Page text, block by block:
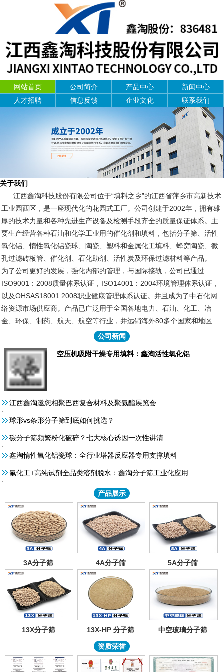
网站首页 公司简介 产品中心
新闻中心
人才招聘
信息反馈 企业文化 联系我们
关于我们
江西鑫淘科技股份有限公司位于“填料之乡”的江西省萍乡市高新技术
工业园西区，是一座现代化的花园式工厂。公司创建于2002年，拥有雄
厚的技术力量和各种先进生产设备及检测手段齐全的质量保证体系。主
要生产经营各种石油和化学工业用的催化剂和填料，包括分子筛、活性
氧化铝、惰性氧化铝瓷球、陶瓷、塑料和金属化工填料、蜂窝陶瓷、微
孔过滤砖板管、催化剂、石化助剂、活性炭及环保过滤材料等产品。
为了公司更好的发展，强化内部的管理，与国际接轨，公司已通过
ISO9001：2008质量体系认证，ISO14001：2004环境管理体系认证，
以及OHSAS18001:2008职业健康管理体系认证。并且成为了中石化网
络资源市场供应商。产品已广泛用于全国各地电力、石油、化工、冶
金、环保、制药、航天、航空等行业，并远销海外80多个国家和地区...
公司新闻
空压机吸附干燥专用填料：鑫淘活性氧化铝
江西鑫淘邀您相聚巴西复合材料及聚氨酯展览会
球形vs条形分子筛到底如何挑选？
碳分子筛频繁粉化破碎？七大核心诱因一次性讲清
鑫淘惰性氧化铝瓷球：全行业塔器反应器专用支撑填料
氟化工+高纯试剂全品类溶剂脱水：鑫淘分子筛工业化应用
产品展示
3A分子筛 4A分子筛 5A分子筛
13X分子筛 13X-HP 分子筛 中空玻璃分子筛
资质荣誉